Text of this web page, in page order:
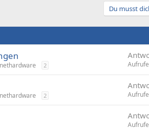
Du musst
2 Aufrufe
2 Aufrufe
Aufrufe